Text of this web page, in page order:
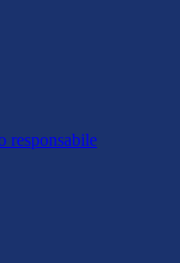
responsabile